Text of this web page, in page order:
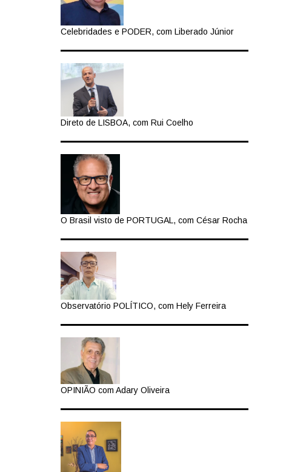
Celebridades e PODER, com Liberado Júnior
Direto de LISBOA, com Rui Coelho
O Brasil visto de PORTUGAL, com César Rocha
Observatório POLÍTICO, com Hely Ferreira
OPINIÃO com Adary Oliveira